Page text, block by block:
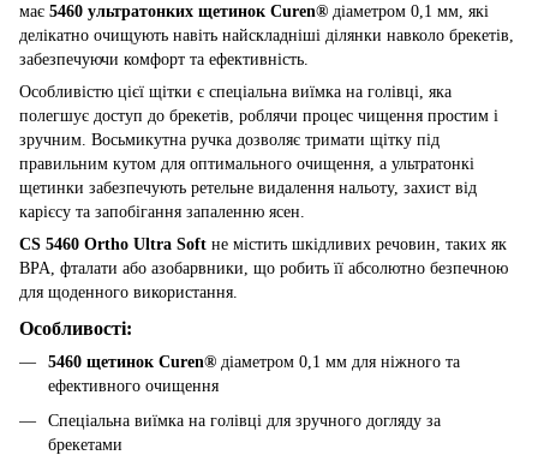
має 5460 ультратонких щетинок Curen® діаметром 0,1 мм, які
делікатно очищують навіть найскладніші ділянки навколо брекетів,
забезпечуючи комфорт та ефективність.
Особливістю цієї щітки є спеціальна виїмка на голівці, яка
полегшує доступ до брекетів, роблячи процес чищення простим і
зручним. Восьмикутна ручка дозволяє тримати щітку під
правильним кутом для оптимального очищення, а ультратонкі
щетинки забезпечують ретельне видалення нальоту, захист від
карієсу та запобігання запаленню ясен.
CS 5460 Ortho Ultra Soft не містить шкідливих речовин, таких як
BPA, фталати або азобарвники, що робить її абсолютно безпечною
для щоденного використання.
Особливості:
5460 щетинок Curen® діаметром 0,1 мм для ніжного та
ефективного очищення
Спеціальна виїмка на голівці для зручного догляду за
брекетами